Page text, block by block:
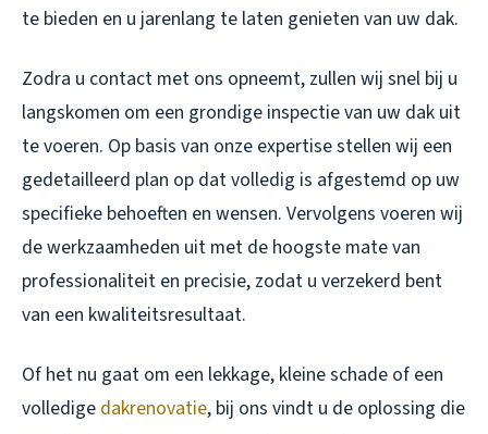
te bieden en u jarenlang te laten genieten van uw dak.
Zodra u contact met ons opneemt, zullen wij snel bij u
langskomen om een grondige inspectie van uw dak uit
te voeren. Op basis van onze expertise stellen wij een
gedetailleerd plan op dat volledig is afgestemd op uw
specifieke behoeften en wensen. Vervolgens voeren wij
de werkzaamheden uit met de hoogste mate van
professionaliteit en precisie, zodat u verzekerd bent
van een kwaliteitsresultaat.
Of het nu gaat om een lekkage, kleine schade of een
volledige dakrenovatie, bij ons vindt u de oplossing die